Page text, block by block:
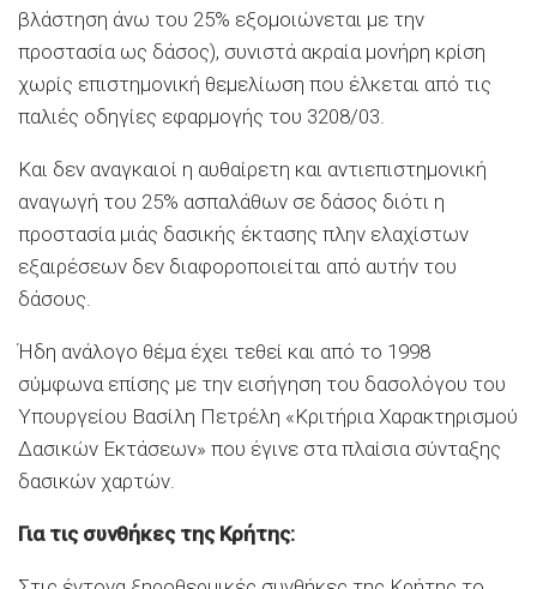
βλάστηση άνω του 25% εξομοιώνεται με την
προστασία ως δάσος), συνιστά ακραία μονήρη κρίση
χωρίς επιστημονική θεμελίωση που έλκεται από τις
παλιές οδηγίες εφαρμογής του 3208/03.
Και δεν αναγκαιοί η αυθαίρετη και αντιεπιστημονική
αναγωγή του 25% ασπαλάθων σε δάσος διότι η
προστασία μιάς δασικής έκτασης πλην ελαχίστων
εξαιρέσεων δεν διαφοροποιείται από αυτήν του
δάσους.
Ήδη ανάλογο θέμα έχει τεθεί και από το 1998
σύμφωνα επίσης με την εισήγηση του δασολόγου του
Υπουργείου Βασίλη Πετρέλη «Κριτήρια Χαρακτηρισμού
Δασικών Εκτάσεων» που έγινε στα πλαίσια σύνταξης
δασικών χαρτών.
Για τις συνθήκες της Κρήτης: